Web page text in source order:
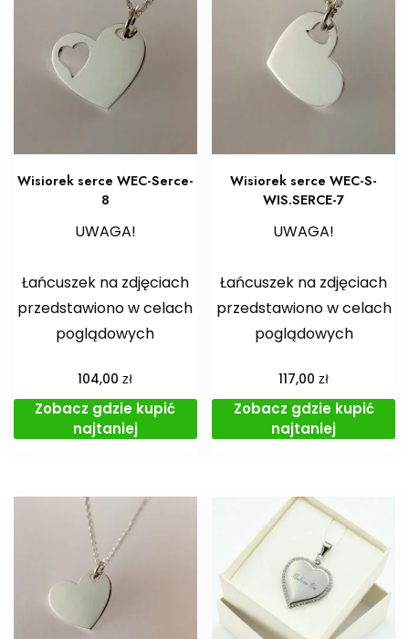
Wisiorek serce WEC-Serce-
8
UWAGA!
Łańcuszek na zdjęciach
przedstawiono w celach
poglądowych
104,00zł
Zobacz gdzie kupić
najtaniej
Wisiorek serce WEC-S-
WIS.SERCE-7
UWAGA!
Łańcuszek na zdjęciach
przedstawiono w celach
poglądowych
117,00zł
Zobacz gdzie kupić
najtaniej